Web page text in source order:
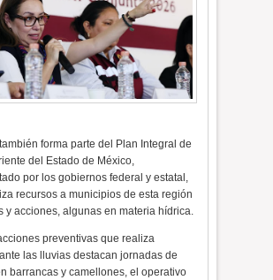
forma parte del Plan Integral de
del Estado de México,
por los gobiernos federal y estatal,
recursos a municipios de esta región
y acciones, algunas en materia hídrica.
preventivas que realiza
las lluvias destacan jornadas de
barrancas y camellones, el operativo